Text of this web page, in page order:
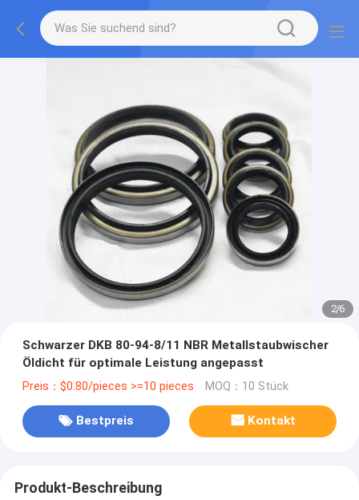
2/6
Schwarzer DKB 80-94-8/11 NBR Metallstaubwischer
Öldicht für optimale Leistung angepasst
Preis：$0.80/pieces >=10 pieces MOQ：10 Stück
Bestpreis Kontakt
Produkt-Beschreibung